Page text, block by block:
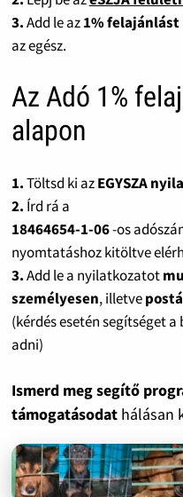
3.Add le az1% felajánlást
az egész.
Az Adó 1%
alapon
1.Töltsd ki azEGYSZA
2. Írd rá a
18464654-1-06-os
nyomtatáshoz kitöltve
3.Add le a nyilatkozatot
személyesen, illetve
(kérdés esetén segítséget
adni)
Ismerd meg segítő
támogatásodat hálásan